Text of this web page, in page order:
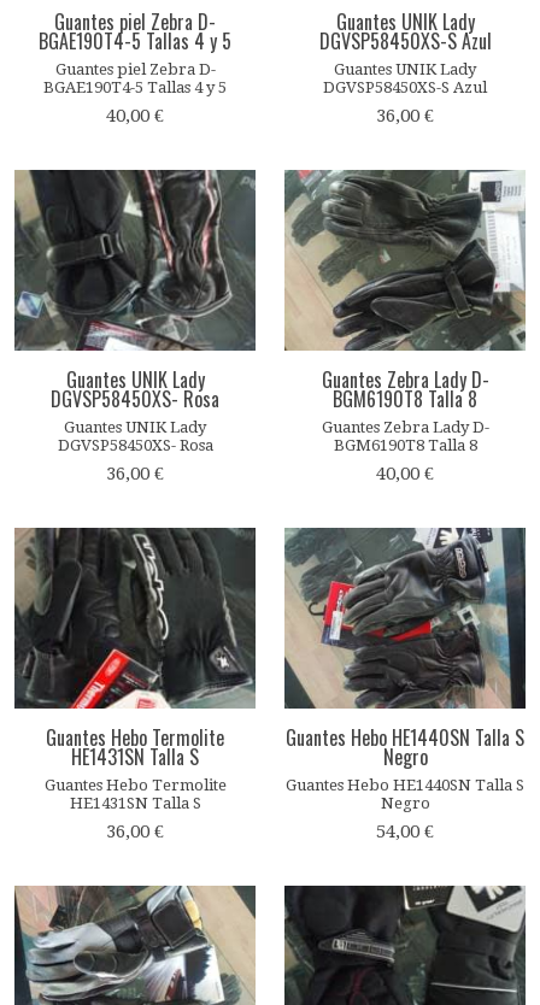
Guantes piel Zebra D-
BGAE190T4-5 Tallas 4 y 5
Guantes piel Zebra D-
BGAE190T4-5 Tallas 4 y 5
40,00 €
Guantes UNIK Lady
DGVSP58450XS-S Azul
Guantes UNIK Lady
DGVSP58450XS-S Azul
36,00 €
Guantes UNIK Lady
DGVSP58450XS- Rosa
Guantes UNIK Lady
DGVSP58450XS- Rosa
36,00 €
Guantes Zebra Lady D-
BGM6190T8 Talla 8
Guantes Zebra Lady D-
BGM6190T8 Talla 8
40,00 €
Guantes Hebo Termolite
HE1431SN Talla S
Guantes Hebo Termolite
HE1431SN Talla S
36,00 €
Guantes Hebo HE1440SN Talla S
Negro
Guantes Hebo HE1440SN Talla S
Negro
54,00 €